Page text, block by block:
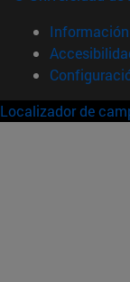
Localizador de